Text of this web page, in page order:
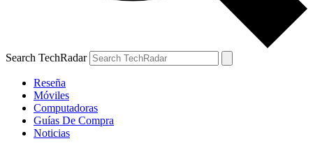
Search TechRadar
Reseña
Móviles
Computadoras
Guías De Compra
Noticias